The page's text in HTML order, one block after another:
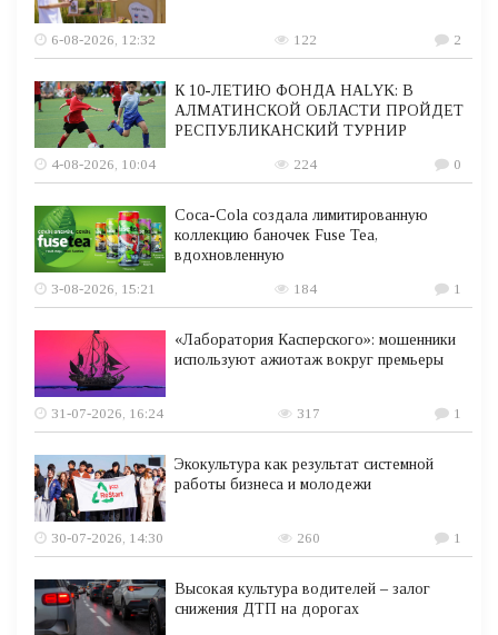
6-08-2026, 12:32 122 2
К 10-ЛЕТИЮ ФОНДА HALYK: В
АЛМАТИНСКОЙ ОБЛАСТИ ПРОЙДЕТ
РЕСПУБЛИКАНСКИЙ ТУРНИР
4-08-2026, 10:04
224 0
Coca-Cola создала лимитированную
коллекцию баночек Fuse Tea,
вдохновленную
3-08-2026, 15:21
184 1
«Лаборатория Касперского»: мошенники
используют ажиотаж вокруг премьеры
31-07-2026, 16:24 317 1
Экокультура как результат системной
работы бизнеса и молодежи
30-07-2026, 14:30 260 1
Высокая культура водителей – залог
снижения ДТП на дорогах